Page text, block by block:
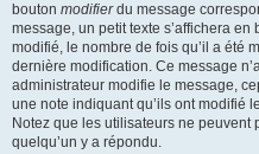
bouton modifierdu message
message, un petit texte s’affichera
modifié, le nombre de fois qu’il a été
dernière modification. Ce message
administrateur modifie le message,
une note indiquant qu’ils ont modifié
Notez que les utilisateurs ne
quelqu’un y a répondu.